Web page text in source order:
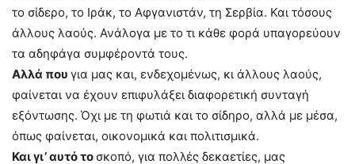
το σίδερο, το Ιράκ, το Αφγανιστάν, τη Σερβία. Και τόσους
άλλους λαούς. Ανάλογα με το τι κάθε φορά υπαγορεύουν
τα αδηφάγα συμφέροντά τους.
Αλλά που για μας και, ενδεχομένως, κι άλλους λαούς,
φαίνεται να έχουν επιφυλάξει διαφορετική συνταγή
εξόντωσης. Όχι με τη φωτιά και το σίδηρο, αλλά με μέσα,
όπως φαίνεται, οικονομικά και πολιτισμικά.
Και γι’ αυτό το σκοπό, για πολλές δεκαετίες, μας